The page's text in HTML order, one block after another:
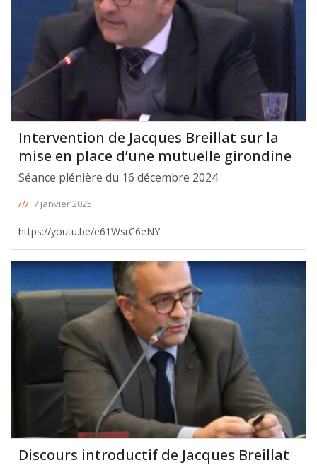
Intervention de Jacques Breillat sur la
mise en place d’une mutuelle girondine
Séance plénière du 16 décembre 2024
/// 7 janvier 2025
https://youtu.be/e61WsrC6eNY
Discours introductif de Jacques Breillat